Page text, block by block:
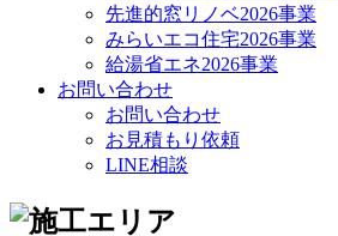
先進的窓リノベ2026事業
みらいエコ住宅2026事業
給湯省エネ2026事業
お問い合わせ
お問い合わせ
お見積もり依頼
LINE相談